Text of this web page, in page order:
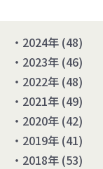
2024年 (48)
2023年 (46)
2022年 (48)
2021年 (49)
2020年 (42)
2019年 (41)
2018年 (53)